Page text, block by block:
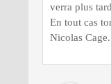
verra plus
En tout cas
Nicolas Cage.